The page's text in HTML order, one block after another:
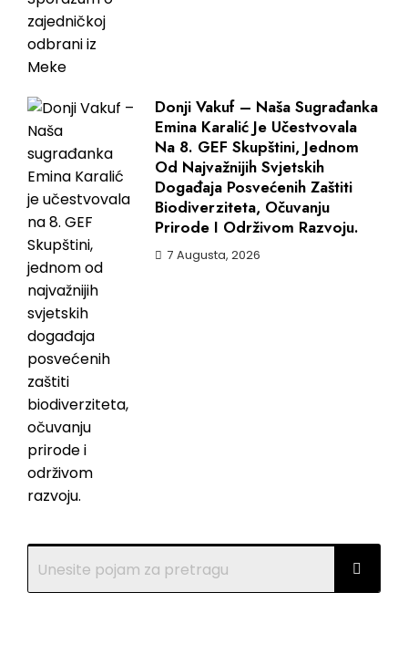
Donji Vakuf – Naša Sugrađanka
Emina Karalić Je Učestvovala
Na 8. GEF Skupštini, Jednom
Od Najvažnijih Svjetskih
Događaja Posvećenih Zaštiti
Biodiverziteta, Očuvanju
Prirode I Održivom Razvoju.
7 Augusta, 2026